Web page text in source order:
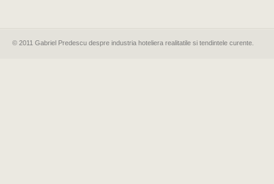
© 2011 Gabriel Predescu despre industria hoteliera realitatile si tendintele curente.